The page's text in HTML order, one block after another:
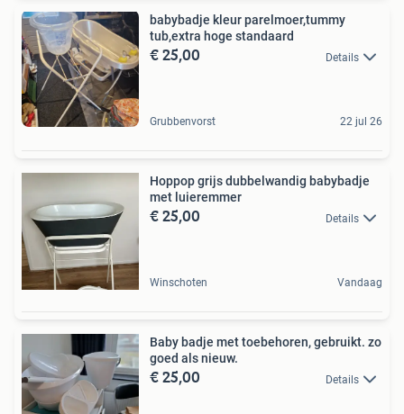
babybadje kleur parelmoer,tummy
tub,extra hoge standaard
€ 25,00 Details
Grubbenvorst 22 jul 26
Hoppop grijs dubbelwandig babybadje
met luieremmer
€ 25,00 Details
Winschoten Vandaag
Baby badje met toebehoren, gebruikt. zo
goed als nieuw.
€ 25,00 Details